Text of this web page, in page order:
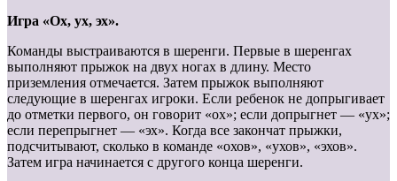
Игра «Ох, ух, эх».
Команды выстраиваются в шеренги. Первые в шеренгах
выполняют прыжок на двух ногах в длину. Место
приземления отмечается. Затем прыжок выполняют
следующие в шеренгах игроки. Если ребенок не допрыгивает
до отметки первого, он говорит «ох»; если допрыгнет — «ух»;
если перепрыгнет — «эх». Когда все закончат прыжки,
подсчитывают, сколько в команде «охов», «ухов», «эхов».
Затем игра начинается с другого конца шеренги.